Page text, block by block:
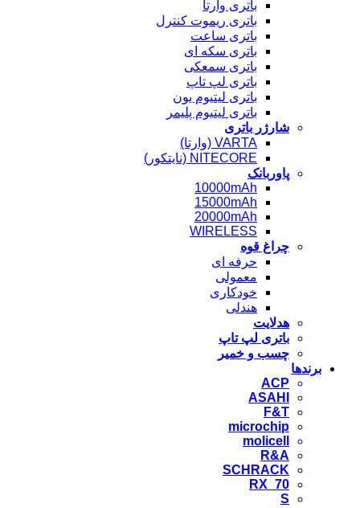
باتری وارتا
باتری ریموت کنترل
باتری ساعت
باتری سکه ای
باتری سمعکی
باتری لپ تاپ
باتری لیتیوم یون
باتری لیتیوم پلیمر
شارژر باتری
VARTA (وارتا)
NITECORE (نایتکور)
پاوربانک
10000mAh
15000mAh
20000mAh
WIRELESS
چراغ قوه
حرفه ای
معمولی
خودکاری
هندلی
هدلایت
باتری لپ تاپ
چسب و خمیر
برندها
ACP
ASAHI
F&T
microchip
molicell
R&A
SCHRACK
RX_70
S